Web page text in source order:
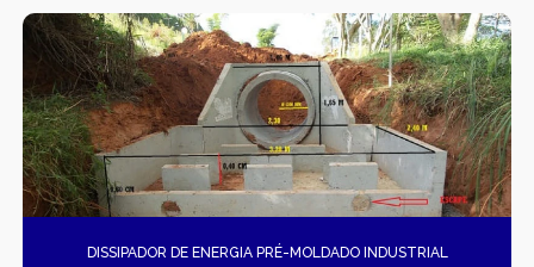
DISSIPADOR DE ENERGIA PRÉ-MOLDADO INDUSTRIAL